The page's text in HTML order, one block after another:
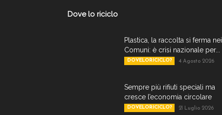
Dove lo riciclo
Plastica, la raccolta si ferma nei
Comuni: è crisi nazionale per...
DOVELORICICLO? 4 Agosto 2026
Sempre più rifiuti speciali ma
cresce l’economia circolare
DOVELORICICLO? 21 Luglio 2026